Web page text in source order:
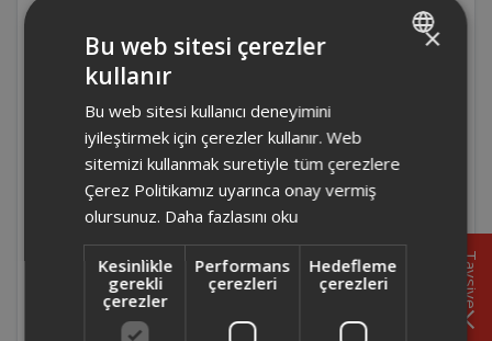
AR1184 - Arzum Crust Mix Pro Stand
Mikser' in kullanım ömrü kaç yıldır?
AR1184 - Arzum Crust Mix Pro Stand
Mikser' in hız kademesi kaçtır?
Mikser' in dijital ekranı dokunmatik midir?
AR1184 - Arzum Crust Mix Pro Stand
Tavsiye
×
Bu web sitesi çerezler
kullanır
Bu web sitesi kullanıcı deneyimini
iyileştirmek için çerezler kullanır. Web
sitemizi kullanmak suretiyle tüm çerezlere
Çerez Politikamız uyarınca onay vermiş
olursunuz. Daha fazlasını oku
Kesinlikle
gerekli
çerezler
Performans
çerezleri
Hedefleme
çerezleri